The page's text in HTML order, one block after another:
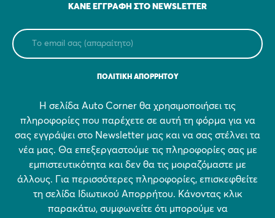
ΚΆΝΕ ΕΓΓΡΑΦΉ ΣΤΟ NEWSLETTER
ΠΟΛΙΤΙΚΗ ΑΠΟΡΡΗΤΟΥ
Η σελίδα Auto Corner θα χρησιμοποιήσει τις
πληροφορίες που παρέχετε σε αυτή τη φόρμα για να
σας εγγράψει στο Newsletter μας και να σας στέλνει τα
νέα μας. Θα επεξεργαστούμε τις πληροφορίες σας με
εμπιστευτικότητα και δεν θα τις μοιραζόμαστε με
άλλους. Για περισσότερες πληροφορίες, επισκεφθείτε
τη σελίδα Ιδιωτικού Απορρήτου. Κάνοντας κλικ
παρακάτω, συμφωνείτε ότι μπορούμε να